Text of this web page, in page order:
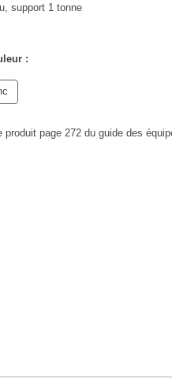
support 1 tonne
:
produit page 272 du guide des